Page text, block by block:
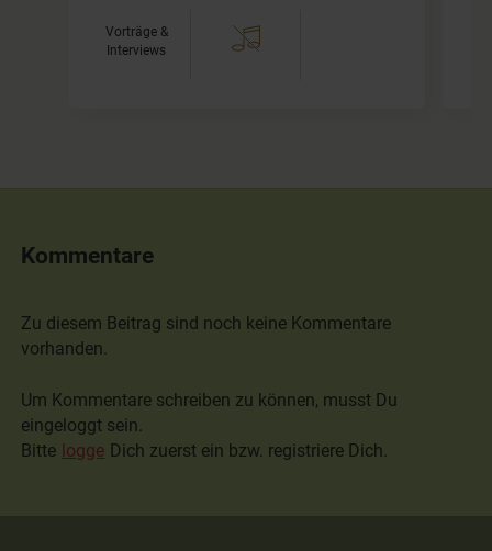
Vorträge &
Interviews
Kommentare
Zu diesem Beitrag sind noch keine Kommentare
vorhanden.
Um Kommentare schreiben zu können, musst Du
eingeloggt sein.
Bitte logge Dich zuerst ein bzw. registriere Dich.